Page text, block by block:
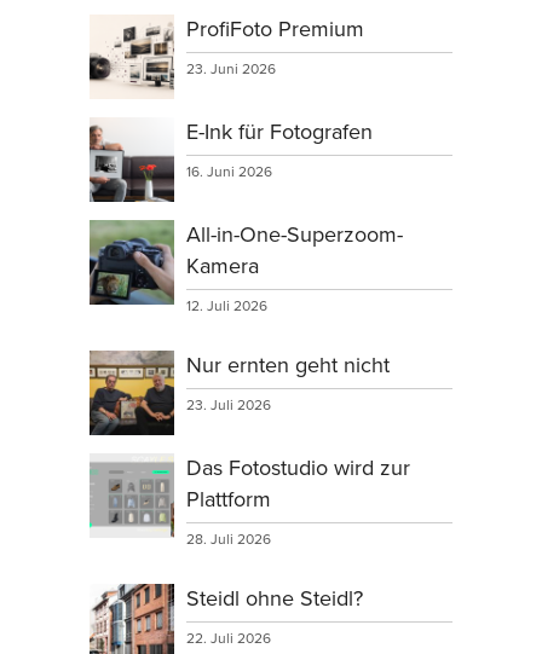
ProfiFoto Premium
23. Juni 2026
E-Ink für Fotografen
16. Juni 2026
All-in-One-Superzoom-
Kamera
12. Juli 2026
Nur ernten geht nicht
23. Juli 2026
Das Fotostudio wird zur
Plattform
28. Juli 2026
Steidl ohne Steidl?
22. Juli 2026